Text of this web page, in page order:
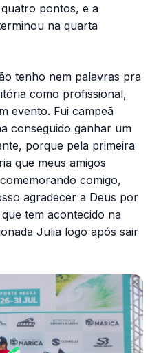
pontos, e a
na quarta
tenho nem palavras pra
como profissional,
evento. Fui campeã
conseguido ganhar um
porque pela primeira
que meus amigos
comigo,
agradecer a Deus por
tem acontecido na
Julia logo após sair